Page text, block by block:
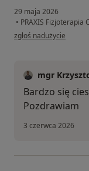
29 maja 2026
• PRAXIS Fizjoterapia
w opinii użytkownika
zgłoś nadużycie
mgr
Bardzo się
Pozdrawiam
3 czerwca 2026